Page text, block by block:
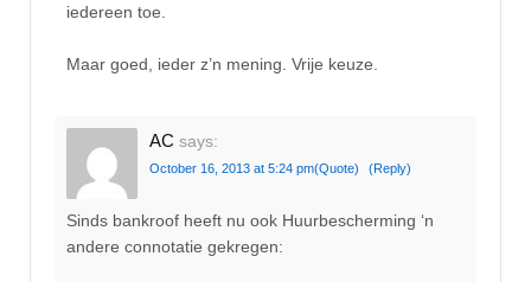
iedereen toe.
Maar goed, ieder z’n mening. Vrije keuze.
AC says:
October 16, 2013 at 5:24 pm(Quote) (Reply)
Sinds bankroof heeft nu ook Huurbescherming ‘n
andere connotatie gekregen: